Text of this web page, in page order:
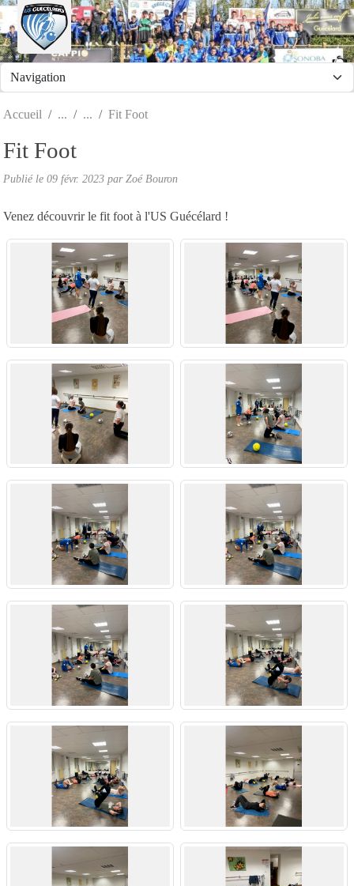
Accueil Fit Foot
Fit Foot
Publié le 09 févr. 2023 par Zoé Bouron
Venez découvrir le fit foot à l'US Guécélard !
Panneau de gestion des cookies